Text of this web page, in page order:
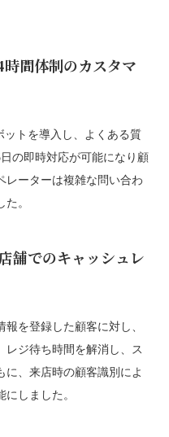
間体制のカスタマ
ットを導入し、よくある質
の即時対応が可能になり顧
レーターは複雑な問い合わ
。
舗でのキャッシュレ
を登録した顧客に対し、
レジ待ち時間を解消し、ス
に、来店時の顧客識別によ
しました。